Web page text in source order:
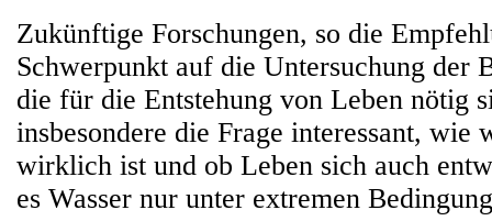
Zukünftige Forschungen, so die
Schwerpunkt auf die Untersuchung der
die für die Entstehung von Leben nötig
insbesondere die Frage interessant, wie
wirklich ist und ob Leben sich auch
es Wasser nur unter extremen